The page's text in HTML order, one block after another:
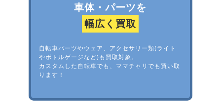
車体・パーツを
幅広く買取
自転車パーツやウェア、アクセサリー類(ライト
やボトルゲージなど)も買取対象。
カスタムした自転車でも、ママチャリでも買い取
ります！